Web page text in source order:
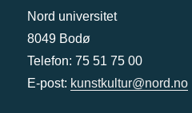
Nord universitet
8049 Bodø
Telefon: 75 51 75 00
E-post: kunstkultur@nord.no